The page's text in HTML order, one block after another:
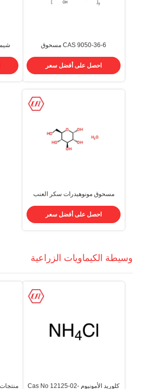
CAS 9050-36-6 مسحوق
الصف المحليات 99.1٪
احصل على أفضل سعر
مسحوق مونوهيدرات سكر العنب
الغذاء
احصل على أفضل سعر
وسيطة الكيماويات الزراعية
كلوريد الأمونيوم Cas No 12125-02-